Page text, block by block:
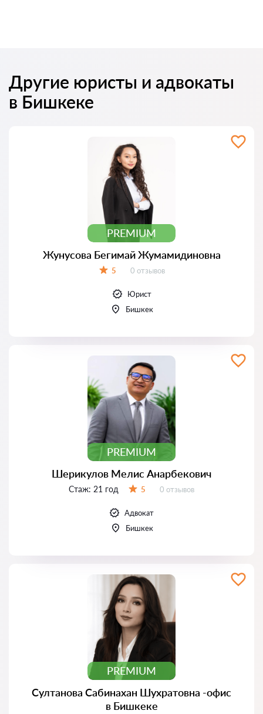
Другие юристы и адвокаты
в Бишкеке
PREMIUM
Жунусова Бегимай Жумамидиновна
5 Отзывов:
0 отзывов
Юрист
Бишкек
PREMIUM
Шерикулов Мелис Анарбекович
Стаж: 21 год 5 Отзывов:
0 отзывов
Адвокат
Бишкек
PREMIUM
Султанова Сабинахан Шухратовна -офис
в Бишкеке